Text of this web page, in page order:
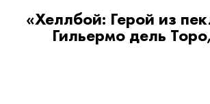
«Хеллбой: Герой из
Гильермо дель